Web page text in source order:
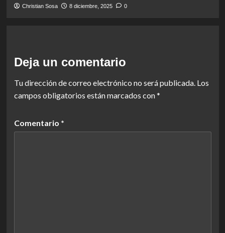
Christian Sosa 8 diciembre, 2025 0
Deja un comentario
Tu dirección de correo electrónico no será publicada. Los
campos obligatorios están marcados con*
Comentario *